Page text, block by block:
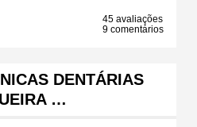
45 avaliações
9 comentários
DENTÁRIAS
…